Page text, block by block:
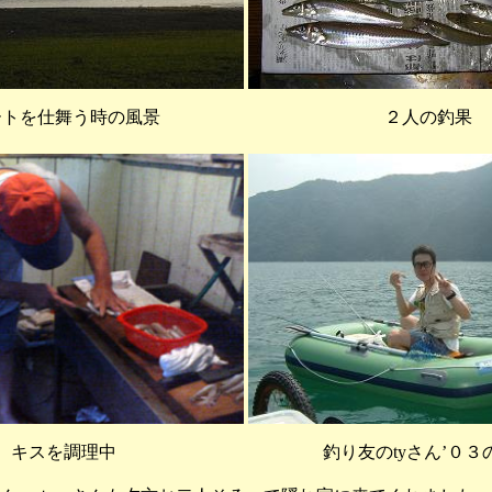
を仕舞う時の風景 ２人の釣果
キスを調理中 釣り友のtyさん’０３